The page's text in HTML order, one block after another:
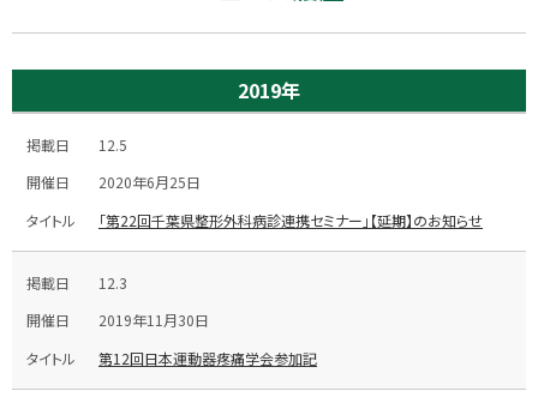
2019年
12.5
2020年6月25日
「第22回千葉県整形外科病診連携セミナー」【延期】のお知らせ
12.3
2019年11月30日
第12回日本運動器疼痛学会参加記